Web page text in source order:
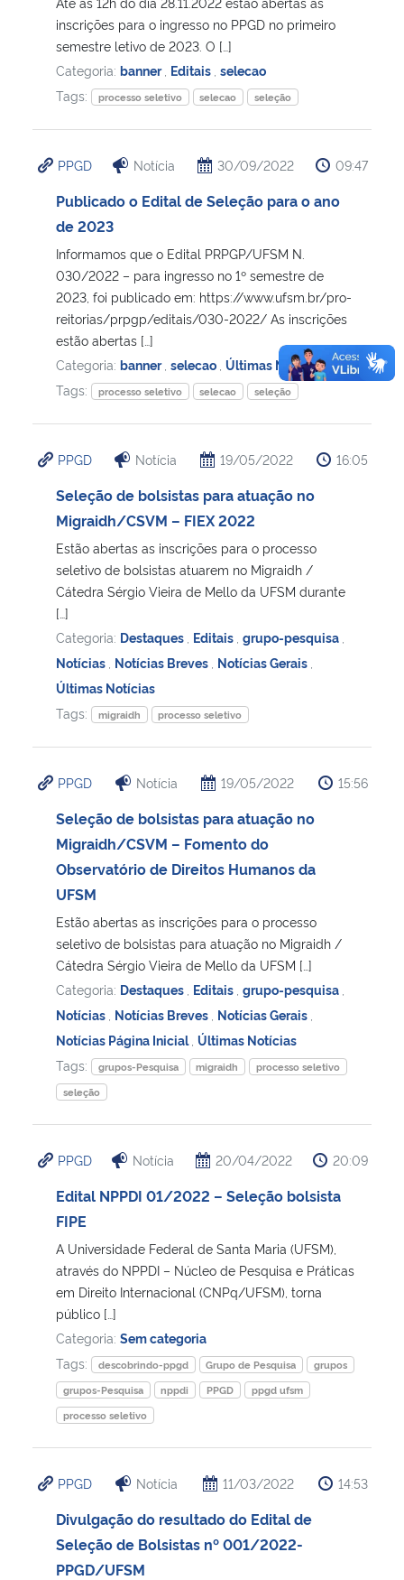
inscrições para o ingresso no PPGD no primeiro
semestre letivo de 2023. O […]
Categoria: banner Editais selecao
Tags:
processo seletivo selecao seleção
PPGD Notícia 30/09/2022 09:47
Publicado o Edital de Seleção para o ano
de 2023
Informamos que o Edital PRPGP/UFSM N.
030/2022 – para ingresso no 1º semestre de
2023, foi publicado em: https://www.ufsm.br/pro-
reitorias/prpgp/editais/030-2022/ As inscrições
estão abertas […]
Categoria: banner selecao Últimas Notícias
Tags:
processo seletivo selecao seleção
PPGD Notícia 19/05/2022 16:05
Seleção de bolsistas para atuação no
Migraidh/CSVM – FIEX 2022
Estão abertas as inscrições para o processo
seletivo de bolsistas atuarem no Migraidh /
Cátedra Sérgio Vieira de Mello da UFSM durante
[…]
Categoria: Destaques Editais grupo-pesquisa
Notícias Notícias Breves Notícias Gerais
Últimas Notícias
Tags:
migraidh processo seletivo
PPGD Notícia 19/05/2022 15:56
Seleção de bolsistas para atuação no
Migraidh/CSVM – Fomento do
Observatório de Direitos Humanos da
UFSM
Estão abertas as inscrições para o processo
seletivo de bolsistas para atuação no Migraidh /
Cátedra Sérgio Vieira de Mello da UFSM […]
Categoria: Destaques Editais grupo-pesquisa
Notícias Notícias Breves Notícias Gerais
Notícias Página Inicial Últimas Notícias
Tags:
grupos-Pesquisa migraidh
processo seletivo
seleção
PPGD Notícia 20/04/2022 20:09
Edital NPPDI 01/2022 – Seleção bolsista
FIPE
A Universidade Federal de Santa Maria (UFSM),
através do NPPDI – Núcleo de Pesquisa e Práticas
em Direito Internacional (CNPq/UFSM), torna
público […]
Categoria: Sem categoria
Tags:
descobrindo-ppgd Grupo de Pesquisa
grupos
grupos-Pesquisa
nppdi PPGD
ppgd ufsm
processo seletivo
PPGD Notícia 11/03/2022 14:53
Divulgação do resultado do Edital de
Seleção de Bolsistas nº 001/2022-
PPGD/UFSM